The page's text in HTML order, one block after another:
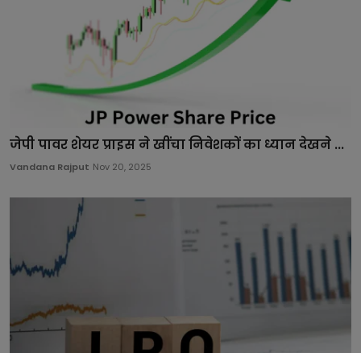
जेपी पावर शेयर प्राइस ने खींचा निवेशकों का ध्यान देखने ...
Vandana Rajput Nov 20, 2025